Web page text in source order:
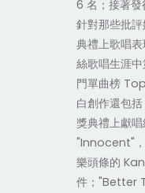
6 名；接著
針對那些批
典禮上歌唱
絲歌唱生涯
門單曲榜
白創作還包
獎典禮上獻
"Innocent"
樂頭條的
件；"Better